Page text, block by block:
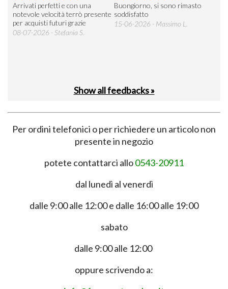
Arrivati perfetti e con una
notevole velocità terrò presente
per acquisti futuri grazie
08-07-2026 - Stefania S.
Buongiorno, si sono rimasto
soddisfatto
15-06-2026 - Massimo L.
Show all feedbacks »
Per ordini telefonici o per richiedere un articolo non
presente in negozio
potete contattarci allo0543-20911
dal lunedì al venerdì
dalle 9:00 alle 12:00 e dalle 16:00 alle 19:00
sabato
dalle 9:00 alle 12:00
oppure scrivendo a: